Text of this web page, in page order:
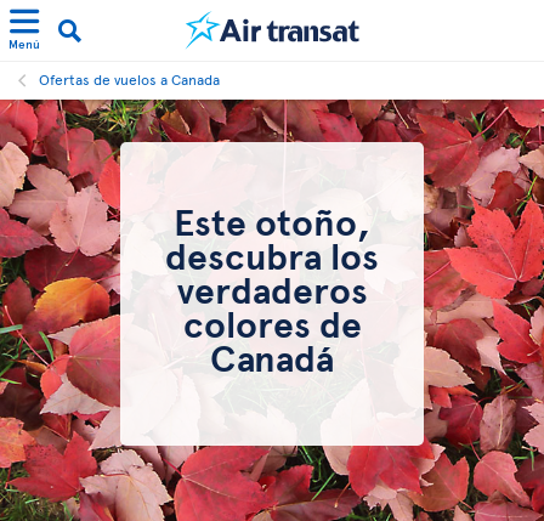
Menú
Ofertas de vuelos a Canada
Este otoño,
descubra los
verdaderos
colores de
Canadá